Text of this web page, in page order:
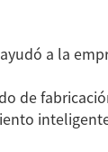
a la
de